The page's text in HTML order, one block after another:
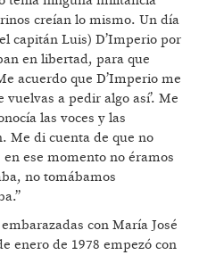
creían lo mismo. Un día
capitán Luis) D’Imperio por
en libertad, para que
acuerdo que D’Imperio me
a pedir algo así’. Me
las voces y las
Me di cuenta de que no
ese momento no éramos
no tomábamos
con María José
enero de 1978 empezó con